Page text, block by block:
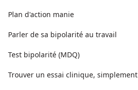
Plan d'action manie
Parler de sa bipolarité au travail
Test bipolarité (MDQ)
Trouver un essai clinique, simplement